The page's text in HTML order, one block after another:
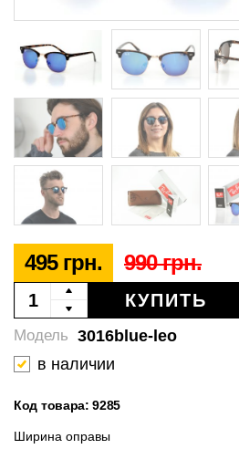
495 грн. 990 грн.
КУПИТЬ
3016blue-leo
Модель
в наличии
Код товара: 9285
Ширина оправы